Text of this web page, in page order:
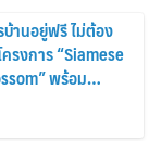
บ้านอยู่ฟรี ไม่ต้อง
รงการ “Siamese
พร้อม
31 สิงหาคม